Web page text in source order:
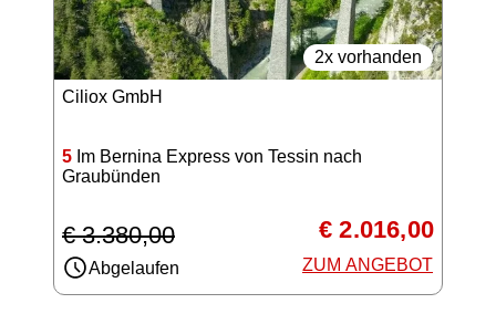
2x vorhanden
Ciliox GmbH
5 Im Bernina Express von Tessin nach
Graubünden
€ 3.380,00
Abgelaufen
€ 2.016,00
ZUM ANGEBOT